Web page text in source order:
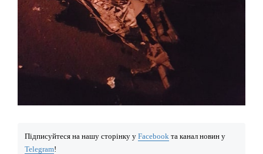
Підписуйтеся на нашу сторінку у Facebook та канал новин у
Telegram!